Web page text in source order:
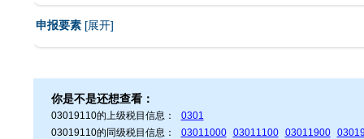
申报要素[展开]
你是不是还想查看：
03019110的上级税目信息：
0301
03019110的同级税目信息：
03011000 03011100 03011900